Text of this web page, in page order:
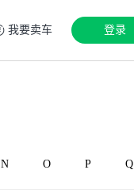
我要卖车 登录
N O P Q